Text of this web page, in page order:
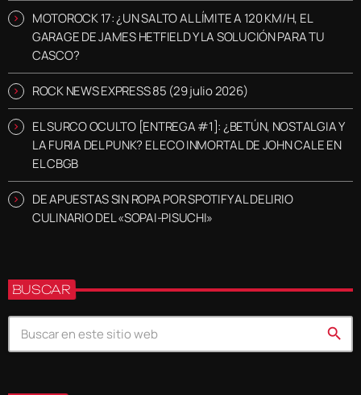
MOTOROCK 17: ¿UN SALTO AL LÍMITE A 120 KM/H, EL
GARAGE DE JAMES HETFIELD Y LA SOLUCIÓN PARA TU
CASCO?
ROCK NEWS EXPRESS 85 (29 julio 2026)
EL SURCO OCULTO [ENTREGA #1]: ¿BETÚN, NOSTALGIA Y
LA FURIA DEL PUNK? EL ECO INMORTAL DE JOHN CALE EN
EL CBGB
DE APUESTAS SIN ROPA POR SPOTIFY AL DELIRIO
CULINARIO DEL «SOPAI-PISUCHI»
BUSCAR
search